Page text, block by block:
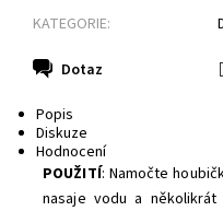
KATEGORIE:
Dotaz
Popis
Diskuze
Hodnocení
POUŽITÍ: Namočte
nasaje vodu a